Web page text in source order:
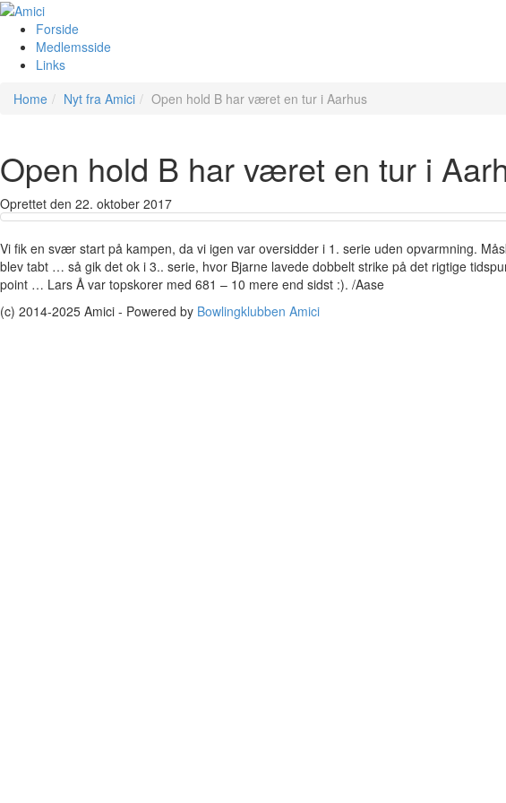
Forside
Medlemsside
Links
Home
Nyt fra Amici Open hold B har været en tur i Aarhus
Open hold B har været en tur i
Oprettet den 22. oktober 2017
Vi fik en svær start på kampen, da vi igen var oversidder i 1. serie uden opvarmning.
blev tabt … så gik det ok i 3.. serie, hvor Bjarne lavede dobbelt strike på det rigtige
point … Lars Å var topskorer med 681 – 10 mere end sidst :). /Aase
(c) 2014-2025 Amici - Powered by Bowlingklubben Amici